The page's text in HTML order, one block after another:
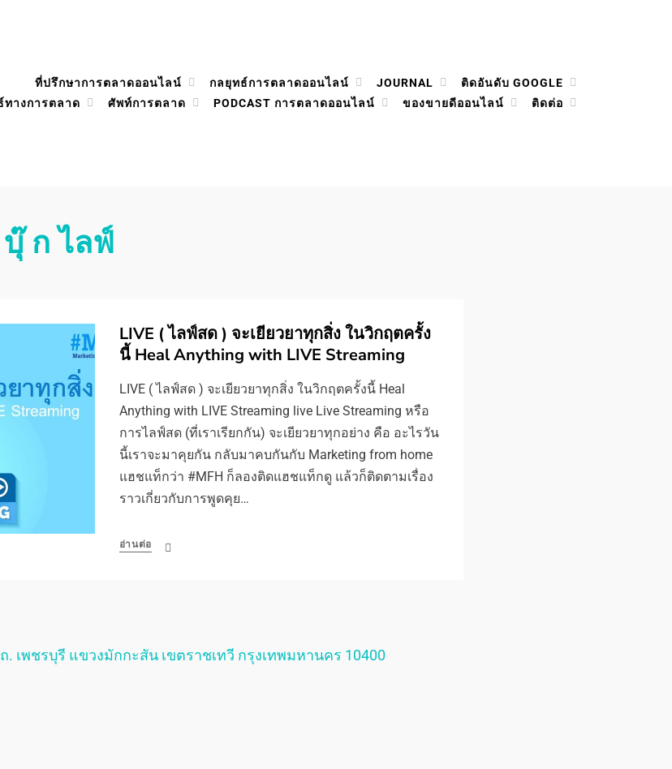
ที่ปรึกษาการตลาดออนไลน์ กลยุทธ์การตลาดออนไลน์ JOURNAL
ติดอันดับ GOOGLE
ทางการตลาด
ศัพท์การตลาด PODCAST การตลาดออนไลน์ ของขายดีออนไลน์ ติดต่อ
ก ไลฟ์
LIVE ( ไลฟ์สด ) จะเยียวยาทุกสิ่ง ในวิกฤตครั้ง
นี้ Heal Anything with LIVE Streaming
LIVE ( ไลฟ์สด ) จะเยียวยาทุกสิ่ง ในวิกฤตครั้งนี้ Heal
Anything with LIVE Streaming live Live Streaming หรือ
การไลฟ์สด (ที่เราเรียกกัน) จะเยียวยาทุกอย่าง คือ อะไรวัน
นี้เราจะมาคุยกัน กลับมาคบกันกับ Marketing from home
แฮชแท็กว่า #MFH ก็ลองติดแฮชแท็กดู แล้วก็ติดตามเรื่อง
ราวเกี่ยวกับการพูดคุย…
อ่านต่อ
. เพชรบุรี แขวงมักกะสัน เขตราชเทวี กรุงเทพมหานคร 10400